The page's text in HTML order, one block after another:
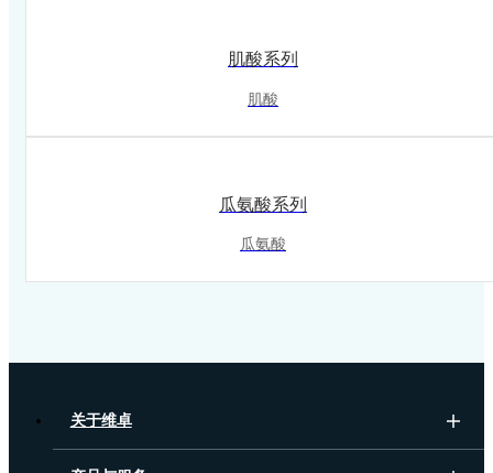
肌酸系列
肌酸
瓜氨酸系列
瓜氨酸
关于维卓